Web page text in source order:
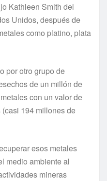
Kathleen Smith del
Unidos, después de
como platino, plata
por otro grupo de
de un millón de
con un valor de
194 millones de
esos metales
medio ambiente al
mineras